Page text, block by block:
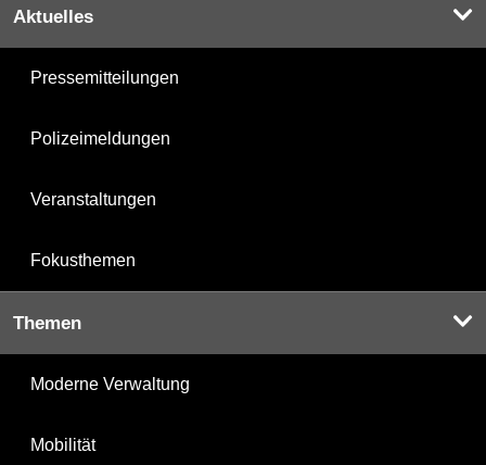
Aktuelles
Pressemitteilungen
Polizeimeldungen
Veranstaltungen
Fokusthemen
Themen
Moderne Verwaltung
Mobilität